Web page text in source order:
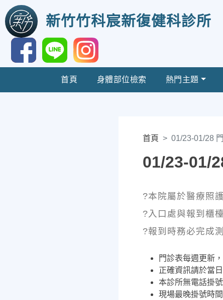
新竹竹科宸新復健科診所
首頁 身體部位檢索 熱門主題
首頁 01/23-01/28
01/23-01/
?本院屬於醫療照
?入口處與報到櫃
?報到時務必完成
門診表每週更新
正確資訊請於當
本診所無電話掛
現場最晚掛號時